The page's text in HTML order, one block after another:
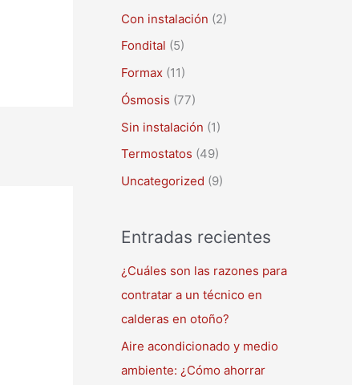
Con instalación (2)
Fondital (5)
Formax (11)
Ósmosis (77)
Sin instalación (1)
Termostatos (49)
Uncategorized (9)
Entradas recientes
¿Cuáles son las razones para
contratar a un técnico en
calderas en otoño?
Aire acondicionado y medio
ambiente: ¿Cómo ahorrar